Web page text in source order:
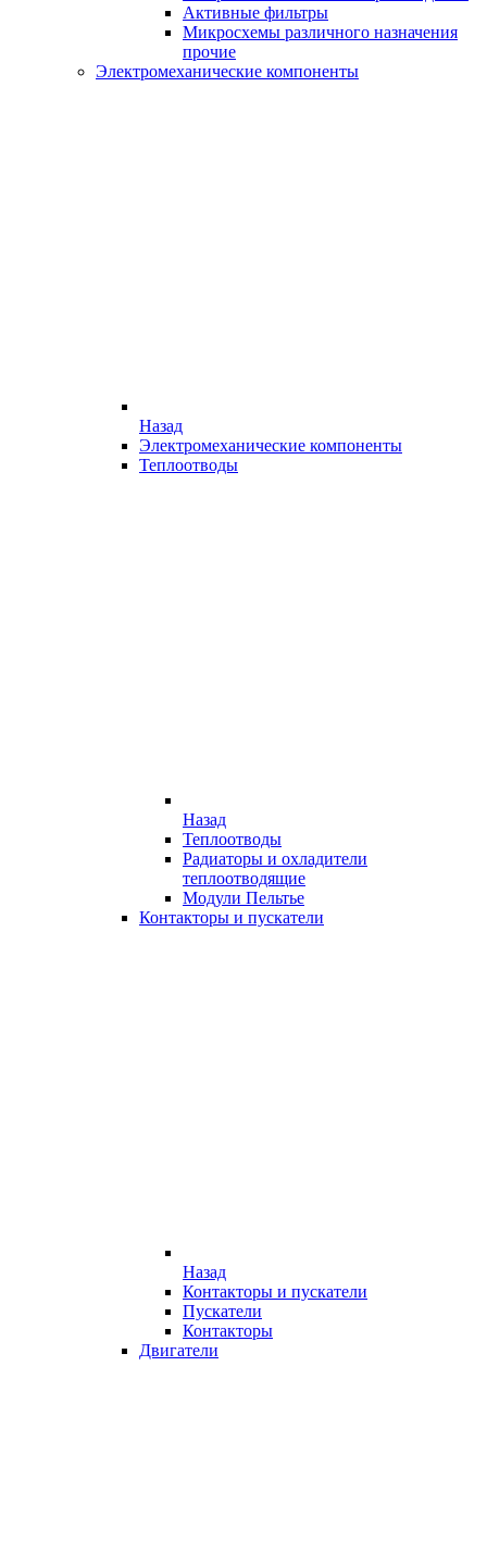
Активные фильтры
Микросхемы различного назначения
прочие
Электромеханические компоненты
Назад
Электромеханические компоненты
Теплоотводы
Назад
Теплоотводы
Радиаторы и охладители
теплоотводящие
Модули Пельтье
Контакторы и пускатели
Назад
Контакторы и пускатели
Пускатели
Контакторы
Двигатели